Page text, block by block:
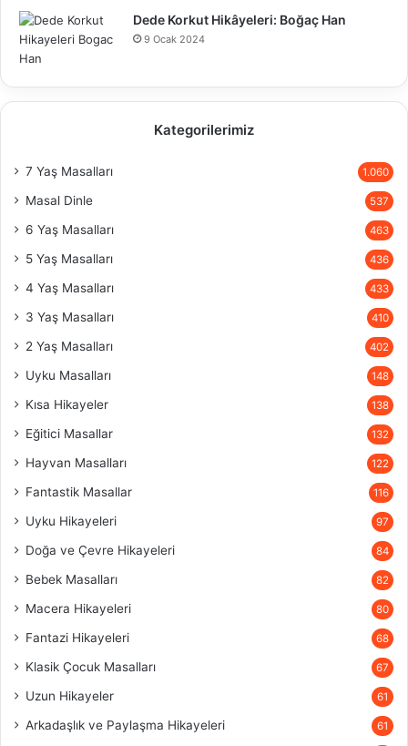
Dede Korkut Hikâyeleri: Boğaç Han
9 Ocak 2024
Kategorilerimiz
7 Yaş Masalları 1.060
Masal Dinle 537
6 Yaş Masalları 463
5 Yaş Masalları 436
4 Yaş Masalları 433
3 Yaş Masalları 410
2 Yaş Masalları 402
Uyku Masalları 148
Kısa Hikayeler 138
Eğitici Masallar 132
Hayvan Masalları 122
Fantastik Masallar 116
Uyku Hikayeleri 97
Doğa ve Çevre Hikayeleri 84
Bebek Masalları 82
Macera Hikayeleri 80
Fantazi Hikayeleri 68
Klasik Çocuk Masalları 67
Uzun Hikayeler 61
Arkadaşlık ve Paylaşma Hikayeleri 61